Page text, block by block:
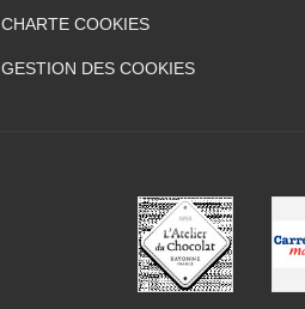
CHARTE COOKIES
GESTION DES COOKIES